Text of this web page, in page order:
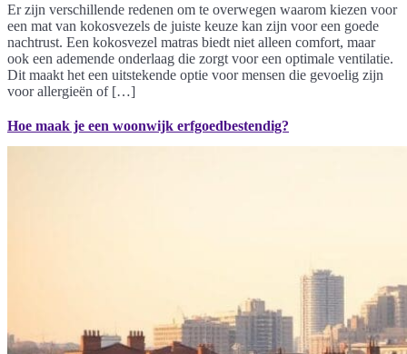
Er zijn verschillende redenen om te overwegen waarom kiezen voor
een mat van kokosvezels de juiste keuze kan zijn voor een goede
nachtrust. Een kokosvezel matras biedt niet alleen comfort, maar
ook een ademende onderlaag die zorgt voor een optimale ventilatie.
Dit maakt het een uitstekende optie voor mensen die gevoelig zijn
voor allergieën of […]
Hoe maak je een woonwijk erfgoedbestendig?